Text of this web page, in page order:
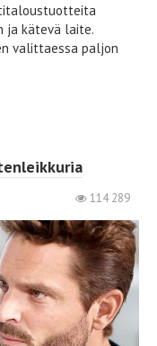
ja kätevä laite.
valittaessa paljon
114 289